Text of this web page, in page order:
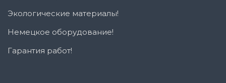
Экологические материалы!
Немецкое оборудование!
Гарантия работ!